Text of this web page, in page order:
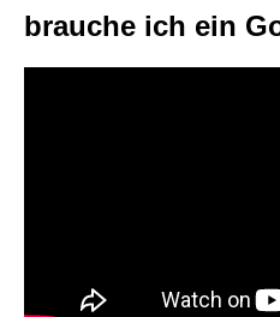
brauche ich ein